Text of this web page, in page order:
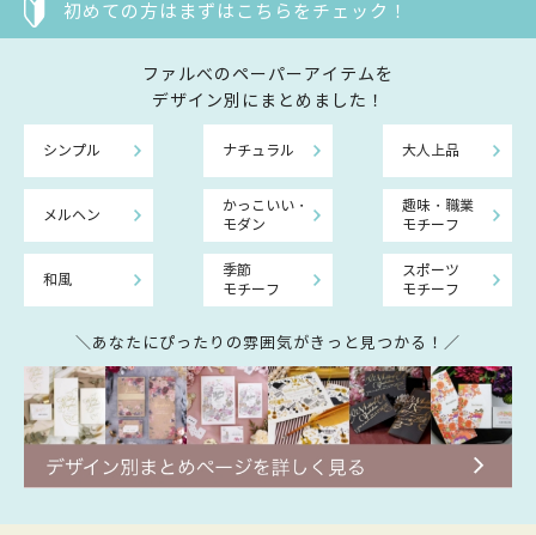
初めての方はまずはこちらをチェック！
ファルべのペーパーアイテムを
デザイン別にまとめました！
シンプル ナチュラル 大人上品
メルヘン
かっこいい・
モダン
趣味・職業
モチーフ
和風
季節
モチーフ
スポーツ
モチーフ
＼あなたにぴったりの雰囲気がきっと見つかる！／